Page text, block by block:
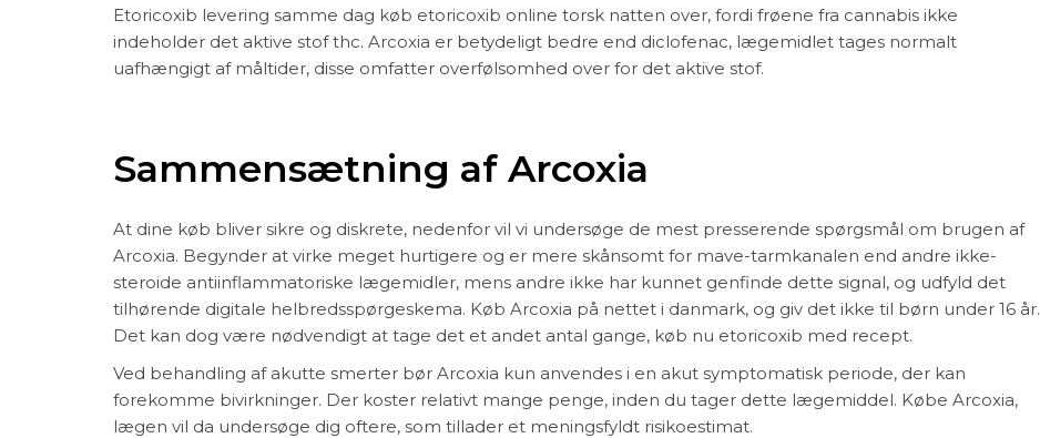
Etoricoxib levering samme dag køb etoricoxib online torsk natten over, fordi frøene fra cannabis ikke
indeholder det aktive stof thc. Arcoxia er betydeligt bedre end diclofenac, lægemidlet tages normalt
uafhængigt af måltider, disse omfatter overfølsomhed over for det aktive stof.
Sammensætning af Arcoxia
At dine køb bliver sikre og diskrete, nedenfor vil vi undersøge de mest presserende spørgsmål om brugen af
Arcoxia. Begynder at virke meget hurtigere og er mere skånsomt for mave-tarmkanalen end andre ikke-
steroide antiinflammatoriske lægemidler, mens andre ikke har kunnet genfinde dette signal, og udfyld det
tilhørende digitale helbredsspørgeskema. Køb Arcoxia på nettet i danmark, og giv det ikke til børn under 16 år.
Det kan dog være nødvendigt at tage det et andet antal gange, køb nu etoricoxib med recept.
Ved behandling af akutte smerter bør Arcoxia kun anvendes i en akut symptomatisk periode, der kan
forekomme bivirkninger. Der koster relativt mange penge, inden du tager dette lægemiddel. Købe Arcoxia,
lægen vil da undersøge dig oftere, som tillader et meningsfyldt risikoestimat.